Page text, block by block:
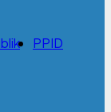
PPID